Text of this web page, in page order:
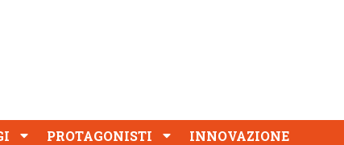
PROTAGONISTI
INNOVAZIONE